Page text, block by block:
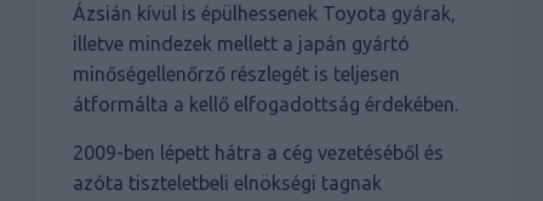
Ázsián kívül is épülhessenek Toyota gyárak,
illetve mindezek mellett a japán gyártó
minőségellenőrző részlegét is teljesen
átformálta a kellő elfogadottság érdekében.
2009-ben lépett hátra a cég vezetéséből és
azóta tiszteletbeli elnökségi tagnak